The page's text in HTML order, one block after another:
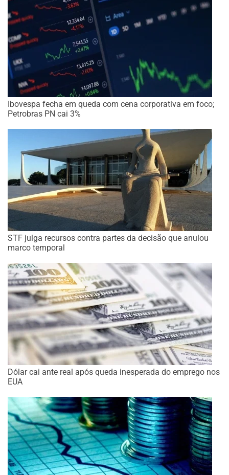
Ibovespa fecha em queda com cena corporativa em foco;
Petrobras PN cai 3%
STF julga recursos contra partes da decisão que anulou
marco temporal
Dólar cai ante real após queda inesperada do emprego nos
EUA